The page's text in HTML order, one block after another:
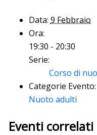
Data: 9 Febbraio
Ora:
19:30 - 20:30
Serie:
Corso di
Categorie Evento:
Nuoto adulti
Eventi correlati